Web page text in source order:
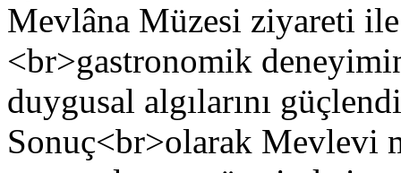
Mevlâna Müzesi ziyareti
<br>gastronomik
duygusal algılarını
Sonuç<br>olarak Mevlevi